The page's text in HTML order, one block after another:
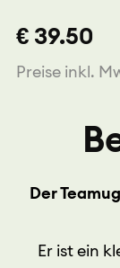
creme
€ 39.50
Preise inkl.
Der
Er ist ein